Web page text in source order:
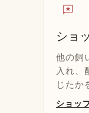
reviews
ショ
他の飼
入れ、
じたか
ショッ